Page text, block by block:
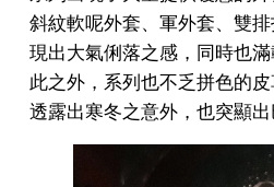
斜紋軟呢外套、軍外套、雙
現出大氣俐落之感，同時也
此之外，系列也不乏拼色的
透露出寒冬之意外，也突顯出